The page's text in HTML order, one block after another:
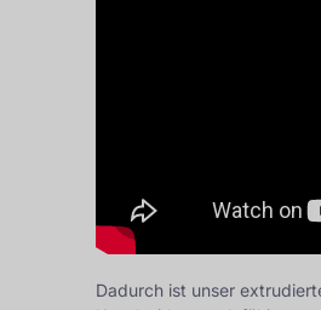
Dadurch ist unser